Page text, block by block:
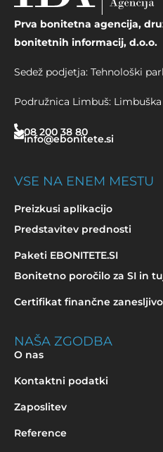
Prva bonitetna agencija,
bonitetnih informacij, d.o.o.
Sedež podjetja: Tehnološki
Podružnica Limbuš:
08 200 38 80
info@ebonitete.si
VSE NA ENEM MESTU
Preizkusi aplikacijo
Predstavitev prednosti
Paketi EBONITETE.SI
Bonitetno poročilo za SI in
Certifikat finančne
NAŠA ZGODBA
O nas
Kontaktni podatki
Zaposlitev
Reference